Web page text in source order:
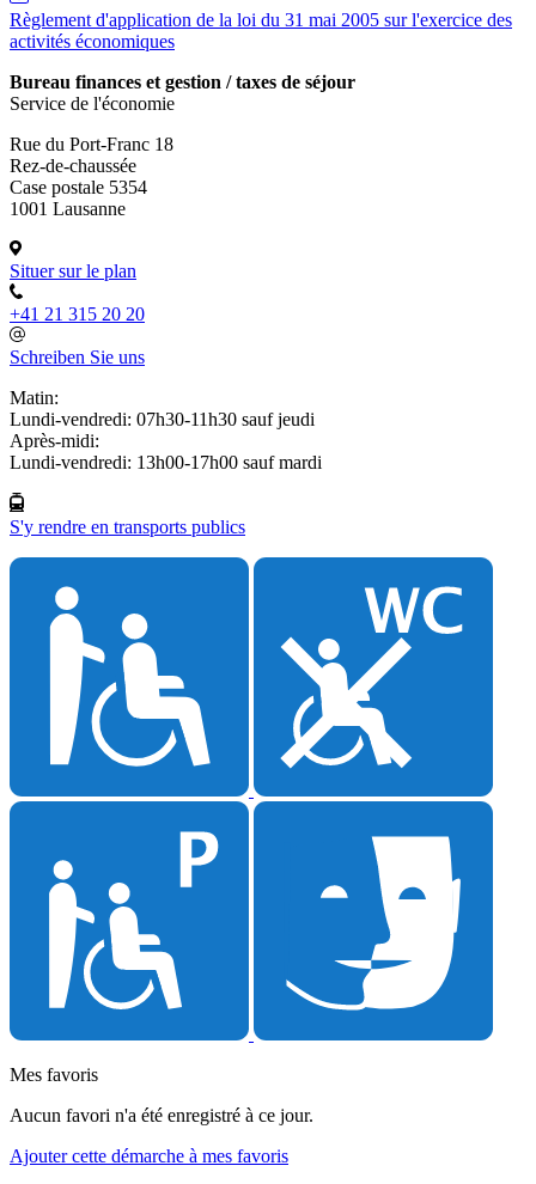
Règlement d'application de la loi du 31 mai 2005 sur l'exercice des
activités économiques
Bureau finances et gestion / taxes de séjour
Service de l'économie
Rue du Port-Franc 18
Rez-de-chaussée
Case postale 5354
1001 Lausanne
Situer sur le plan
+41 21 315 20 20
Schreiben Sie uns
Matin:
Lundi-vendredi: 07h30-11h30 sauf jeudi
Après-midi:
Lundi-vendredi: 13h00-17h00 sauf mardi
S'y rendre en transports publics
Mes favoris
Aucun favori n'a été enregistré à ce jour.
Ajouter cette démarche à mes favoris